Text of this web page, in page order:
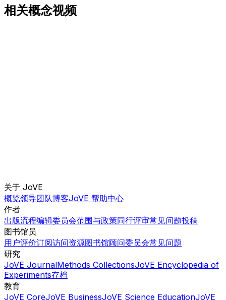
相关概念视频
关于 JoVE
概览领导团队博客JoVE 帮助中心
作者
出版流程编辑委员会范围与政策同行评审常见问题投稿
图书馆员
用户评价订阅访问资源图书馆顾问委员会常见问题
研究
JoVE JournalMethods CollectionsJoVE Encyclopedia of
Experiments存档
教育
JoVE CoreJoVE BusinessJoVE Science EducationJoVE